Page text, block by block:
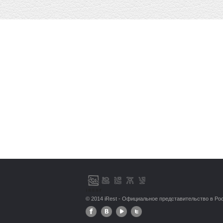
© 2014 iRest - Официальное представительство в